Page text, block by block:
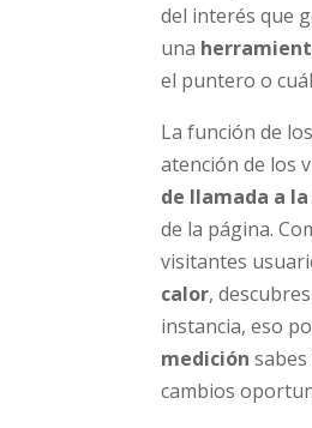
del interés que
una
el puntero o
La función de los
atención de los
de llamada a la
de la página.
visitantes
calor,
instancia, eso
medición
cambios